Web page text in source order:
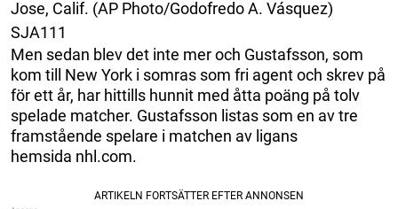
Jose, Calif. (AP Photo/Godofredo A. Vásquez)
SJA111
Men sedan blev det inte mer och Gustafsson, som
kom till New York i somras som fri agent och skrev på
för ett år, har hittills hunnit med åtta poäng på tolv
spelade matcher. Gustafsson listas som en av tre
framstående spelare i matchen av ligans
hemsida nhl.com.